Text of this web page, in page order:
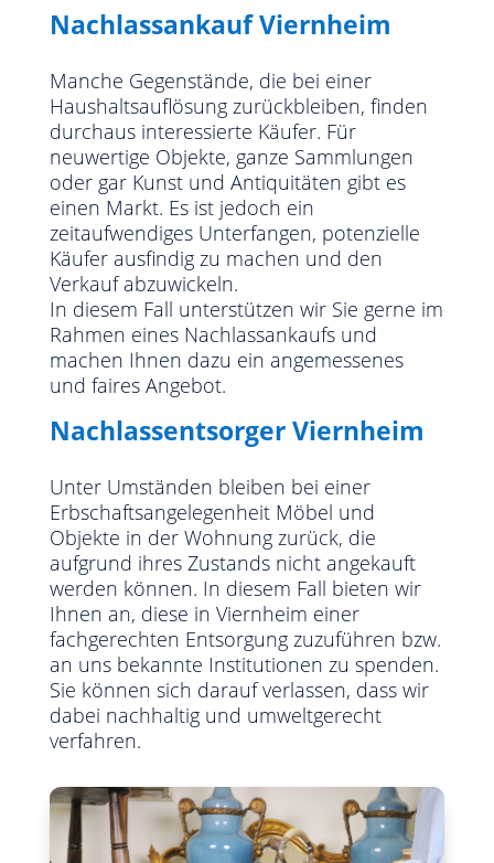
Nachlassankauf Viernheim
Manche Gegenstände, die bei einer
Haushaltsauflösung zurückbleiben, finden
durchaus interessierte Käufer. Für
neuwertige Objekte, ganze Sammlungen
oder gar Kunst und Antiquitäten gibt es
einen Markt. Es ist jedoch ein
zeitaufwendiges Unterfangen, potenzielle
Käufer ausfindig zu machen und den
Verkauf abzuwickeln.
In diesem Fall unterstützen wir Sie gerne im
Rahmen eines Nachlassankaufs und
machen Ihnen dazu ein angemessenes
und faires Angebot.
Nachlassentsorger Viernheim
Unter Umständen bleiben bei einer
Erbschaftsangelegenheit Möbel und
Objekte in der Wohnung zurück, die
aufgrund ihres Zustands nicht angekauft
werden können. In diesem Fall bieten wir
Ihnen an, diese in Viernheim einer
fachgerechten Entsorgung zuzuführen bzw.
an uns bekannte Institutionen zu spenden.
Sie können sich darauf verlassen, dass wir
dabei nachhaltig und umweltgerecht
verfahren.